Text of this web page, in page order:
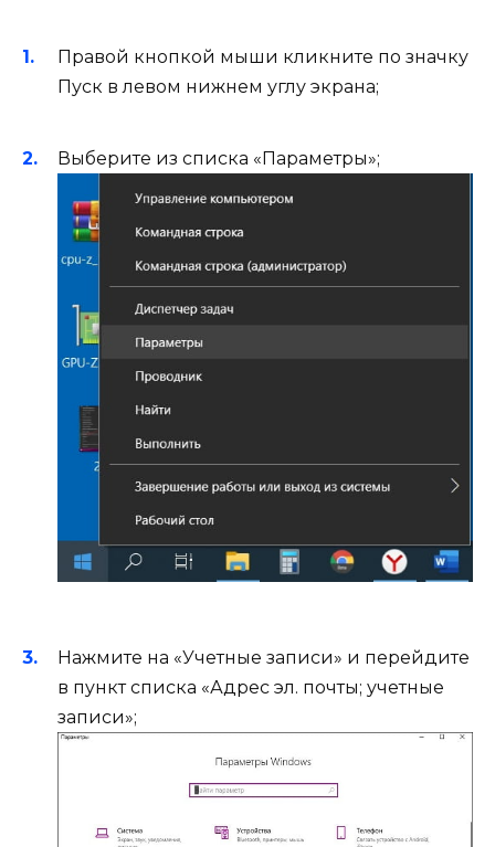
Правой кнопкой мыши кликните по значку
Пуск в левом нижнем углу экрана;
Выберите из списка «Параметры»;
Нажмите на «Учетные записи» и перейдите
в пункт списка «Адрес эл. почты; учетные
записи»;